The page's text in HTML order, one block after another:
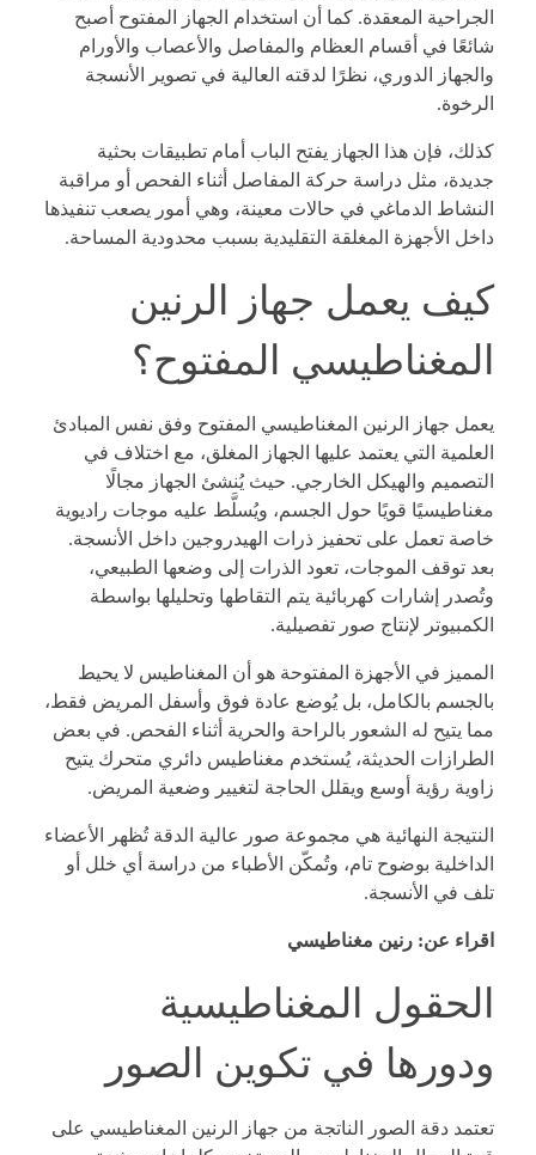
الجراحية المعقدة. كما أن استخدام الجهاز المفتوح أصبح
شائعًا في أقسام العظام والمفاصل والأعصاب والأورام
والجهاز الدوري، نظرًا لدقته العالية في تصوير الأنسجة
الرخوة.
كذلك، فإن هذا الجهاز يفتح الباب أمام تطبيقات بحثية
جديدة، مثل دراسة حركة المفاصل أثناء الفحص أو مراقبة
النشاط الدماغي في حالات معينة، وهي أمور يصعب تنفيذها
داخل الأجهزة المغلقة التقليدية بسبب محدودية المساحة.
كيف يعمل جهاز الرنين
المغناطيسي المفتوح؟
يعمل جهاز الرنين المغناطيسي المفتوح وفق نفس المبادئ
العلمية التي يعتمد عليها الجهاز المغلق، مع اختلاف في
التصميم والهيكل الخارجي. حيث يُنشئ الجهاز مجالًا
مغناطيسيًا قويًا حول الجسم، ويُسلَّط عليه موجات راديوية
خاصة تعمل على تحفيز ذرات الهيدروجين داخل الأنسجة.
بعد توقف الموجات، تعود الذرات إلى وضعها الطبيعي،
وتُصدر إشارات كهربائية يتم التقاطها وتحليلها بواسطة
الكمبيوتر لإنتاج صور تفصيلية.
المميز في الأجهزة المفتوحة هو أن المغناطيس لا يحيط
بالجسم بالكامل، بل يُوضع عادة فوق وأسفل المريض فقط،
مما يتيح له الشعور بالراحة والحرية أثناء الفحص. في بعض
الطرازات الحديثة، يُستخدم مغناطيس دائري متحرك يتيح
زاوية رؤية أوسع ويقلل الحاجة لتغيير وضعية المريض.
النتيجة النهائية هي مجموعة صور عالية الدقة تُظهر الأعضاء
الداخلية بوضوح تام، وتُمكّن الأطباء من دراسة أي خلل أو
تلف في الأنسجة.
اقراء عن: رنين مغناطيسي
الحقول المغناطيسية
ودورها في تكوين الصور
تعتمد دقة الصور الناتجة من جهاز الرنين المغناطيسي على